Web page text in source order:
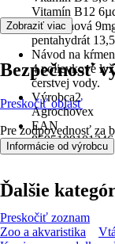
Vitamín B12
pantoténová
pentahydrát
Návod na
4 polievkové
čerstvej vody.
Výrobca2
Agrochovex
EAN
8595199101246
Zobraziť viac
Bezpečnosť
Preskočiť oblasť
Pre zodpovednosť za
Informácie od výrobcu
Ďalšie
Preskočiť zoznam
Zoo a akvaristika